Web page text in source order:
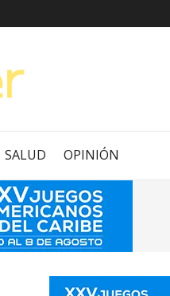
SALUD OPINIÓN